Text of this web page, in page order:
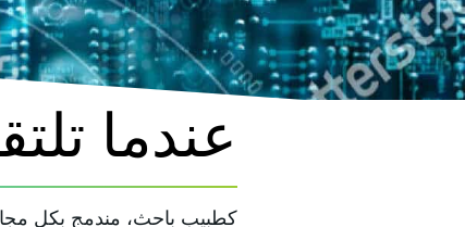
عندما
كطبيب باحث، مندمج بكل